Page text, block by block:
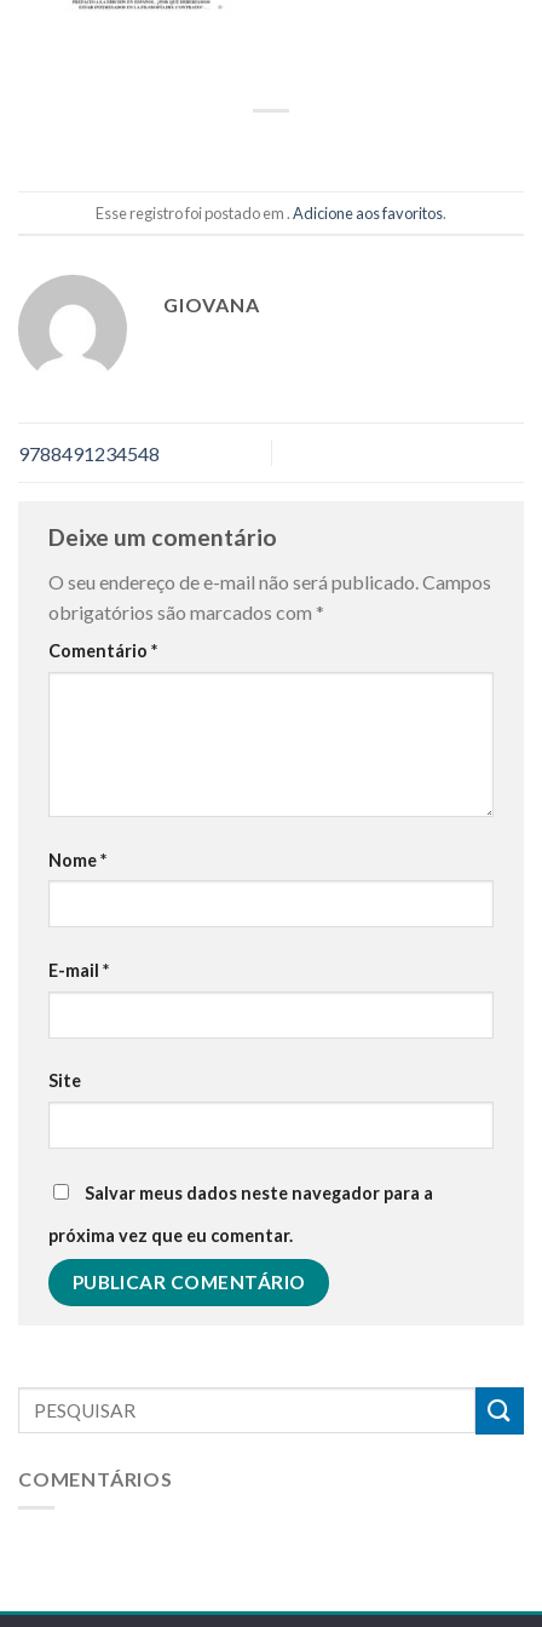
Esse registro foi postado em .Adicione aos favoritos.
GIOVANA
9788491234548
Deixe um comentário
O seu endereço de e-mail não será publicado.Campos
obrigatórios são marcados com *
Comentário *
Nome*
E-mail *
Site
Salvar meus dados neste navegador para a
próxima vez que eu comentar.
COMENTÁRIOS